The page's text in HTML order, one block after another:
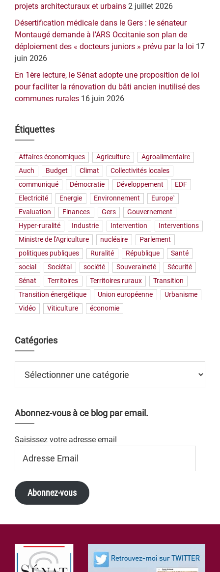
projets architecturaux et urbains 2 juillet 2026
Désertification médicale dans le Gers : le sénateur
Montaugé demande à l’ARS Occitanie son plan de
déploiement des « docteurs juniors » prévu par la loi 17
juin 2026
En 1ère lecture, le Sénat adopte une proposition de loi
pour faciliter la rénovation du bâti ancien inutilisé des
communes rurales 16 juin 2026
Étiquettes
Affaires économiques Agriculture
Agroalimentaire
Auch
Budget Climat
Collectivités locales
communiqué
Démocratie Développement
EDF
Electricité
Energie Environnement
Europe`
Evaluation
Finances Gers
Gouvernement
Hyper-ruralité
Industrie Intervention
Interventions
Ministre de l'Agriculture
nucléaire
Parlement
politiques publiques
Ruralité République
Santé
social
Sociétal société Souveraineté
Sécurité
Sénat
Territoires Territoires ruraux
Transition
Transition énergétique
Union européenne
Urbanisme
Vidéo
Viticulture économie
Catégories
Abonnez-vous à ce blog par email.
Saisissez votre adresse email
Email
Abonnez-vous
Footer